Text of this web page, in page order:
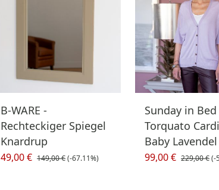
B-WARE -
Rechteckiger Spiegel
Knardrup
49,00 € 149,00 €(-67.11%)
Sunday in Bed
Torquato
Baby Lavendel
99,00 € 229,00 €(-